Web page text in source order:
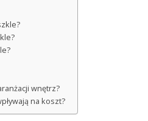
wnętrz?
na koszt?